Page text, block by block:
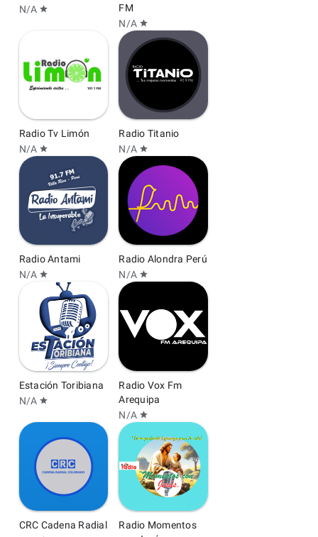
N/A star
FM
N/A star
Radio Tv Limón
N/A star
Radio Titanio
N/A star
Radio Antami
N/A star
Radio Alondra Perú
N/A star
Estación Toribiana
N/A star
Radio Vox Fm
Arequipa
N/A star
CRC Cadena Radial
Radio Momentos